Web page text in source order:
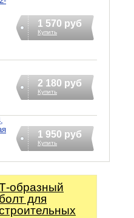
1 570 руб
Купить
2 180 руб
Купить
1 950 руб
Купить
образный
болт для